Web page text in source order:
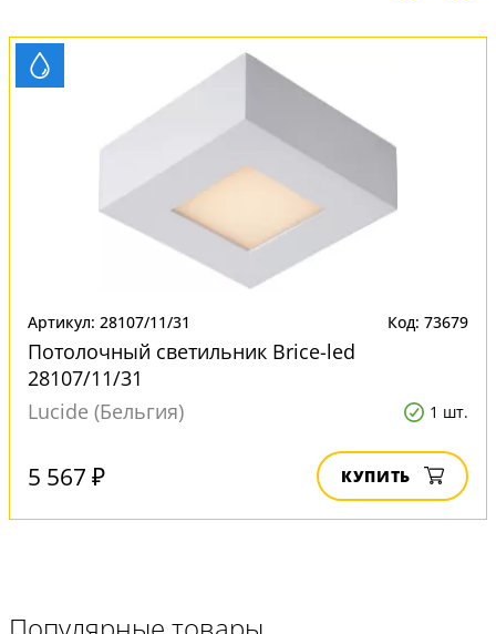
Артикул: 28107/11/31 Код: 73679
Потолочный светильник Brice-led
28107/11/31
Lucide (Бельгия)
1 шт.
5 567 ₽ КУПИТЬ